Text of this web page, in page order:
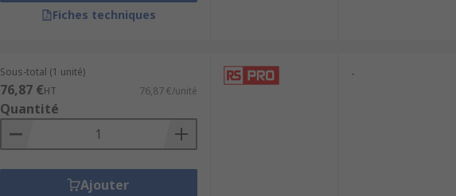
Fiches techniques
Sous-total (1 unité)
76,87 €HT 76,87 €/unité
Quantité
Ajouter
-